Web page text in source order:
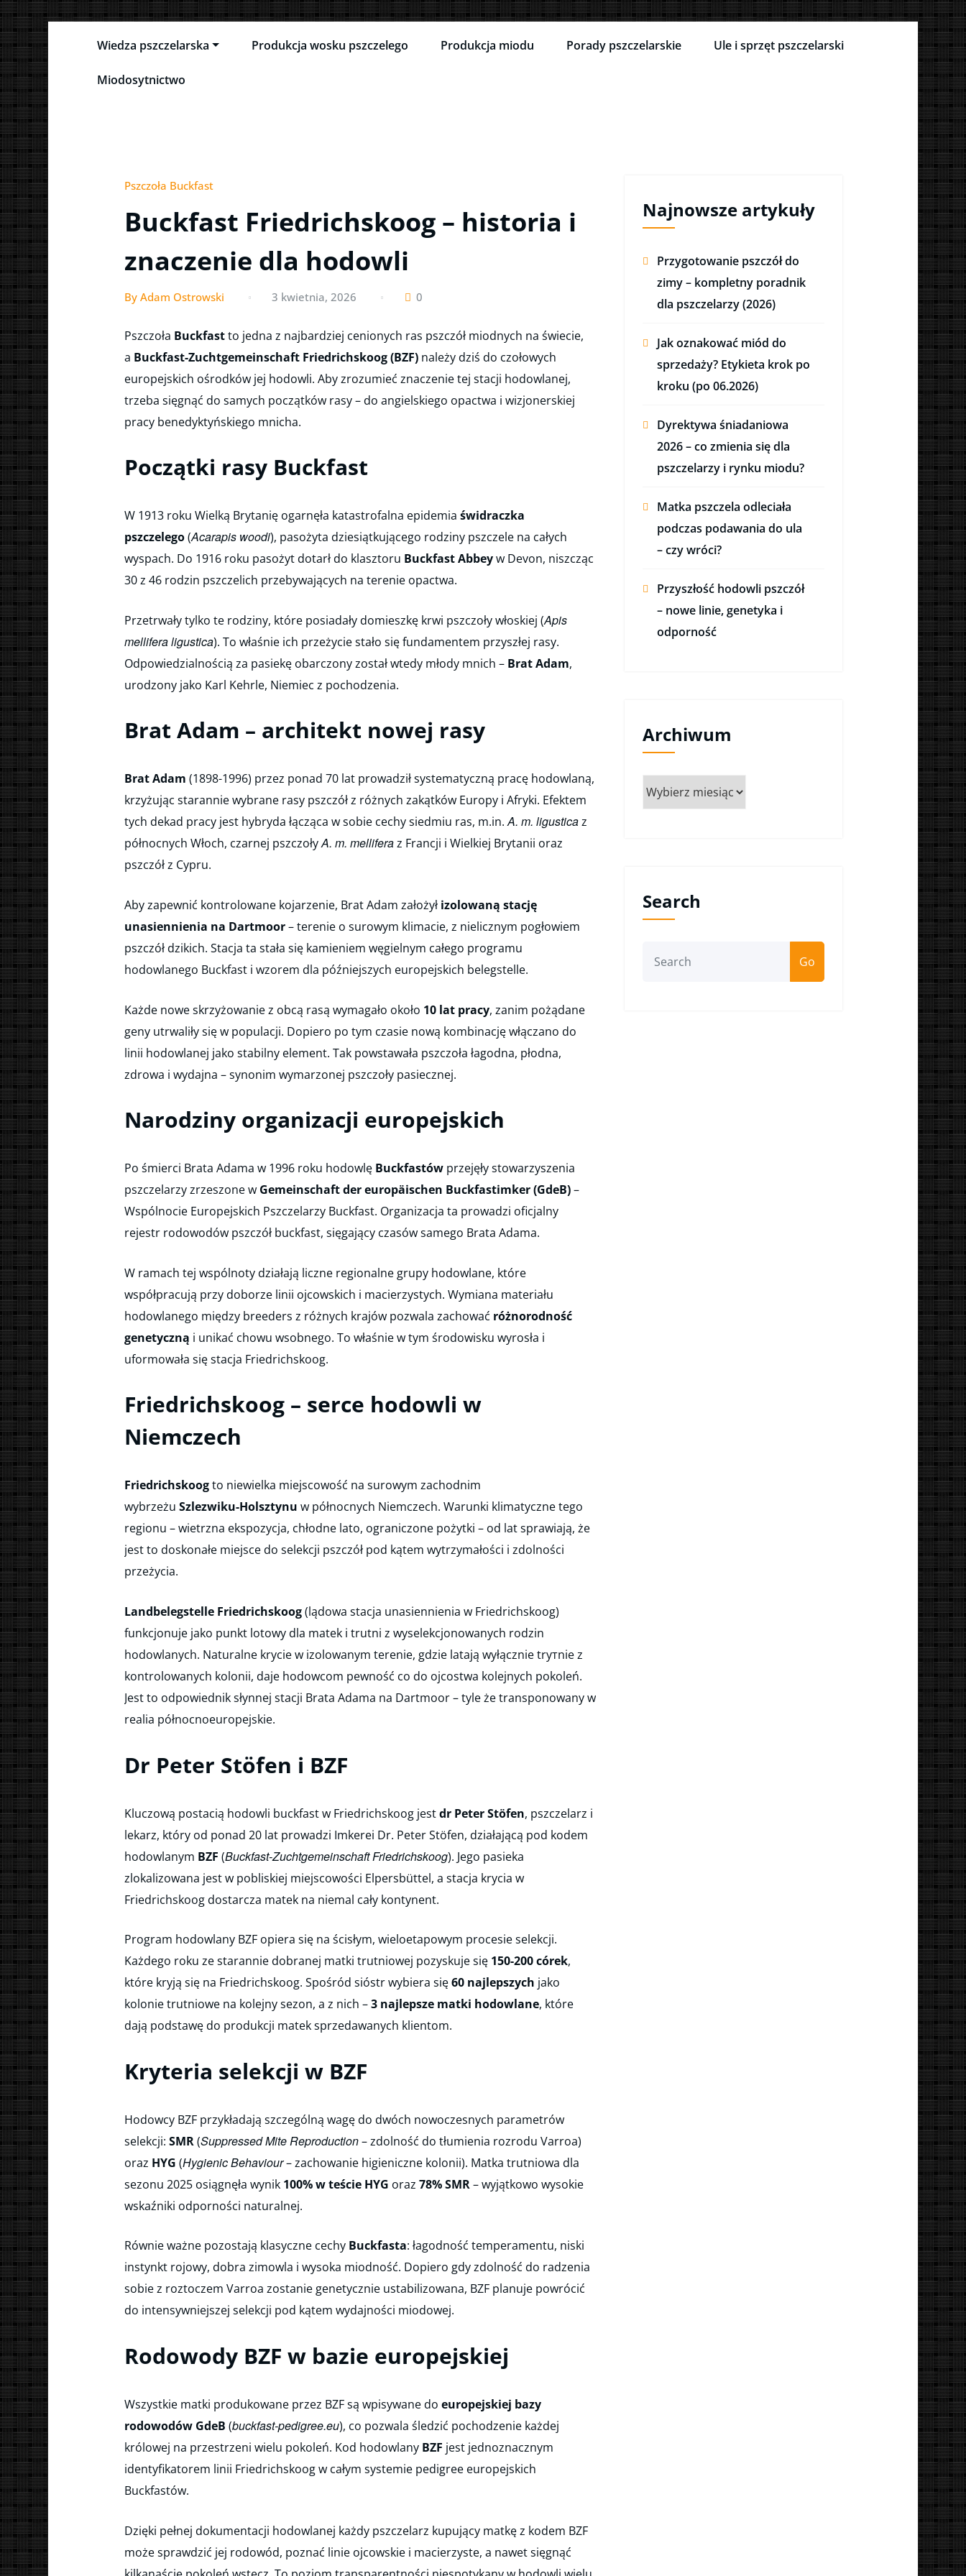
Pszczeli Puls
Pulsujące życie pasieki
Wiedza pszczelarska Produkcja wosku pszczelego Produkcja miodu Porady pszczelarskie Ule i sprzęt pszczelarski
Miodosytnictwo
Pszczoła Buckfast
Buckfast Friedrichskoog – historia i
znaczenie dla hodowli
By Adam Ostrowski 3 kwietnia, 2026 0
Pszczoła Buckfastto jedna z najbardziej cenionych ras pszczół miodnych na świecie,
a Buckfast-Zuchtgemeinschaft Friedrichskoog (BZF)należy dziś do czołowych
europejskich ośrodków jej hodowli. Aby zrozumieć znaczenie tej stacji hodowlanej,
trzeba sięgnąć do samych początków rasy – do angielskiego opactwa i wizjonerskiej
pracy benedyktyńskiego mnicha.
Początki rasy Buckfast
W 1913 roku Wielką Brytanię ogarnęła katastrofalna epidemia świdraczka
pszczelego(Acarapis woodi), pasożyta dziesiątkującego rodziny pszczele na całych
wyspach. Do 1916 roku pasożyt dotarł do klasztoru Buckfast Abbeyw Devon, niszcząc
30 z 46 rodzin pszczelich przebywających na terenie opactwa.
Przetrwały tylko te rodziny, które posiadały domieszkę krwi pszczoły włoskiej (Apis
mellifera ligustica). To właśnie ich przeżycie stało się fundamentem przyszłej rasy.
Odpowiedzialnością za pasiekę obarczony został wtedy młody mnich – Brat Adam,
urodzony jako Karl Kehrle, Niemiec z pochodzenia.
Brat Adam – architekt nowej rasy
Brat Adam (1898-1996) przez ponad 70 lat prowadził systematyczną pracę hodowlaną,
krzyżując starannie wybrane rasy pszczół z różnych zakątków Europy i Afryki. Efektem
tych dekad pracy jest hybryda łącząca w sobie cechy siedmiu ras, m.in.A. m. ligusticaz
północnych Włoch, czarnej pszczołyA. m. melliferaz Francji i Wielkiej Brytanii oraz
pszczół z Cypru.
Aby zapewnić kontrolowane kojarzenie, Brat Adam założył izolowaną stację
unasiennienia na Dartmoor– terenie o surowym klimacie, z nielicznym pogłowiem
pszczół dzikich. Stacja ta stała się kamieniem węgielnym całego programu
hodowlanego Buckfast i wzorem dla późniejszych europejskich belegstelle.
Każde nowe skrzyżowanie z obcą rasą wymagało około 10 lat pracy, zanim pożądane
geny utrwaliły się w populacji. Dopiero po tym czasie nową kombinację włączano do
linii hodowlanej jako stabilny element. Tak powstawała pszczoła łagodna, płodna,
zdrowa i wydajna – synonim wymarzonej pszczoły pasiecznej.
Narodziny organizacji europejskich
Po śmierci Brata Adama w 1996 roku hodowlę Buckfastówprzejęły stowarzyszenia
pszczelarzy zrzeszone w Gemeinschaft der europäischen Buckfastimker (GdeB)–
Wspólnocie Europejskich Pszczelarzy Buckfast. Organizacja ta prowadzi oficjalny
rejestr rodowodów pszczół buckfast, sięgający czasów samego Brata Adama.
W ramach tej wspólnoty działają liczne regionalne grupy hodowlane, które
współpracują przy doborze linii ojcowskich i macierzystych. Wymiana materiału
hodowlanego między breeders z różnych krajów pozwala zachować różnorodność
genetyczną i unikać chowu wsobnego. To właśnie w tym środowisku wyrosła i
uformowała się stacja Friedrichskoog.
Friedrichskoog – serce hodowli w
Niemczech
Friedrichskoogto niewielka miejscowość na surowym zachodnim
wybrzeżu Szlezwiku-Holsztynu w północnych Niemczech. Warunki klimatyczne tego
regionu – wietrzna ekspozycja, chłodne lato, ograniczone pożytki – od lat sprawiają, że
jest to doskonałe miejsce do selekcji pszczół pod kątem wytrzymałości i zdolności
przeżycia.
Landbelegstelle Friedrichskoog(lądowa stacja unasiennienia w Friedrichskoog)
funkcjonuje jako punkt lotowy dla matek i trutni z wyselekcjonowanych rodzin
hodowlanych. Naturalne krycie w izolowanym terenie, gdzie latają wyłącznie trутnie z
kontrolowanych kolonii, daje hodowcom pewność co do ojcostwa kolejnych pokoleń.
Jest to odpowiednik słynnej stacji Brata Adama na Dartmoor – tyle że transponowany w
realia północnoeuropejskie.
Dr Peter Stöfen i BZF
Kluczową postacią hodowli buckfast w Friedrichskoog jestdr Peter Stöfen, pszczelarz i
lekarz, który od ponad 20 lat prowadzi Imkerei Dr. Peter Stöfen, działającą pod kodem
hodowlanym BZF (Buckfast-Zuchtgemeinschaft Friedrichskoog). Jego pasieka
zlokalizowana jest w pobliskiej miejscowości Elpersbüttel, a stacja krycia w
Friedrichskoog dostarcza matek na niemal cały kontynent.
Program hodowlany BZF opiera się na ścisłym, wieloetapowym procesie selekcji.
Każdego roku ze starannie dobranej matki trutniowej pozyskuje się 150-200 córek,
które kryją się na Friedrichskoog. Spośród sióstr wybiera się60 najlepszych jako
kolonie trutniowe na kolejny sezon, a z nich –3 najlepsze matki hodowlane, które
dają podstawę do produkcji matek sprzedawanych klientom.
Kryteria selekcji w BZF
Hodowcy BZF przykładają szczególną wagę do dwóch nowoczesnych parametrów
selekcji: SMR(Suppressed Mite Reproduction– zdolność do tłumienia rozrodu Varroa)
oraz HYG (Hygienic Behaviour– zachowanie higieniczne kolonii). Matka trutniowa dla
sezonu 2025 osiągnęła wynik 100% w teście HYG oraz 78% SMR– wyjątkowo wysokie
wskaźniki odporności naturalnej.
Równie ważne pozostają klasyczne cechy Buckfasta: łagodność temperamentu, niski
instynkt rojowy, dobra zimowla i wysoka miodność. Dopiero gdy zdolność do radzenia
sobie z roztoczem Varroa zostanie genetycznie ustabilizowana, BZF planuje powrócić
do intensywniejszej selekcji pod kątem wydajności miodowej.
Rodowody BZF w bazie europejskiej
Wszystkie matki produkowane przez BZF są wpisywane do europejskiej bazy
rodowodów GdeB (buckfast-pedigree.eu), co pozwala śledzić pochodzenie każdej
królowej na przestrzeni wielu pokoleń. Kod hodowlany BZF jest jednoznacznym
identyfikatorem linii Friedrichskoog w całym systemie pedigree europejskich
Buckfastów.
Dzięki pełnej dokumentacji hodowlanej każdy pszczelarz kupujący matkę z kodem BZF
może sprawdzić jej rodowód, poznać linie ojcowskie i macierzyste, a nawet sięgnąć
Najnowsze artykuły
Przygotowanie pszczół do
zimy – kompletny poradnik
dla pszczelarzy (2026)
Jak oznakować miód do
sprzedaży? Etykieta krok po
kroku (po 06.2026)
Dyrektywa śniadaniowa
2026 – co zmienia się dla
pszczelarzy i rynku miodu?
Matka pszczela odleciała
podczas podawania do ula
– czy wróci?
Przyszłość hodowli pszczół
– nowe linie, genetyka i
odporność
Archiwum
Archiwum
Search
Go